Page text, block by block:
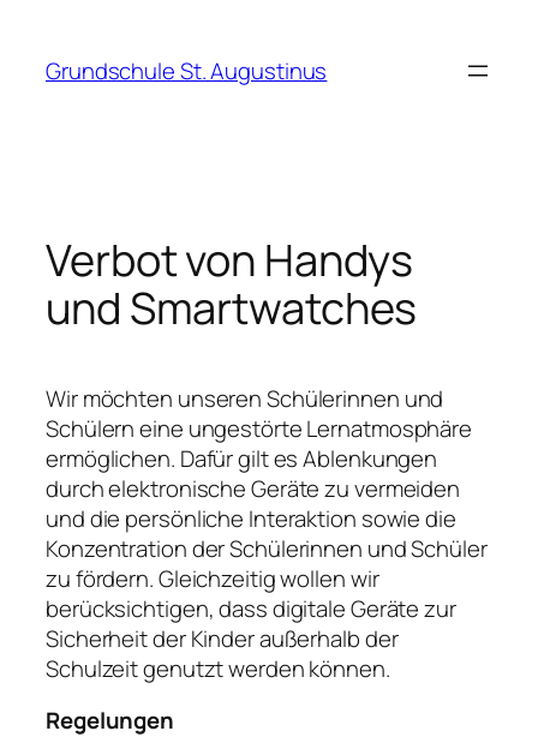
springen
Grundschule St. Augustinus
Verbot von Handys
und Smartwatches
Wir möchten unseren Schülerinnen und
Schülern eine ungestörte Lernatmosphäre
ermöglichen. Dafür gilt es Ablenkungen
durch elektronische Geräte zu vermeiden
und die persönliche Interaktion sowie die
Konzentration der Schülerinnen und Schüler
zu fördern. Gleichzeitig wollen wir
berücksichtigen, dass digitale Geräte zur
Sicherheit der Kinder außerhalb der
Schulzeit genutzt werden können.
Regelungen